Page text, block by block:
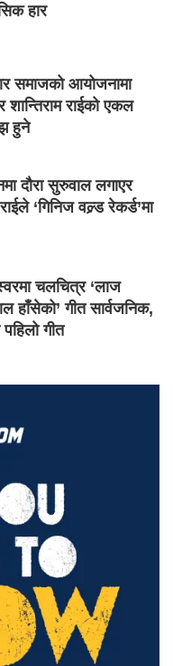
हार
समाजको आयोजनामा
शान्तिराम राईको एकल
हुने
दौरा सुरुवाल लगाएर
‘गिनिज वल्र्ड रेकर्ड’मा
चलचित्र ‘लाज
हाँसेको’ गीत सार्वजनिक,
गीत